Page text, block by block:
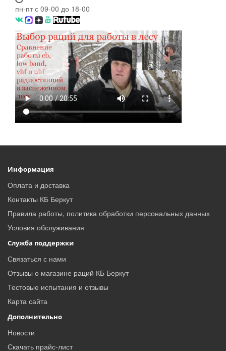
пн-пт с 09-00 до 18-00
Информация
Оплата и доставка
Контакты КБ Беркут
Правила работы, политика обработки персональных данных
Условия обслуживания
Служба поддержки
Связаться с нами
Отзывы о магазине раций КБ Беркут
Тестовые испытания и отзывы
Карта сайта
Дополнительно
Новости
Скачать прайс-лист